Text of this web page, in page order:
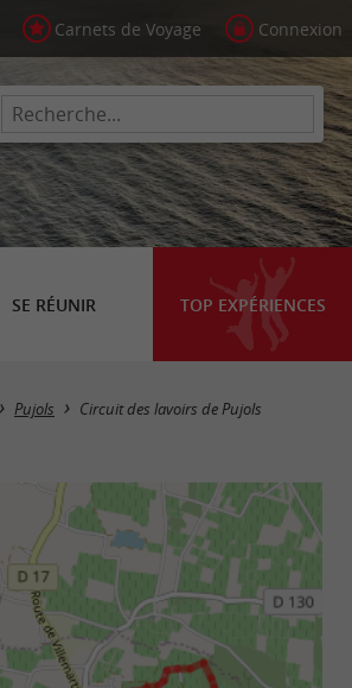
Carnets de Voyage Connexion
SE RÉUNIR TOP EXPÉRIENCES
Pujols Circuit des lavoirs de Pujols